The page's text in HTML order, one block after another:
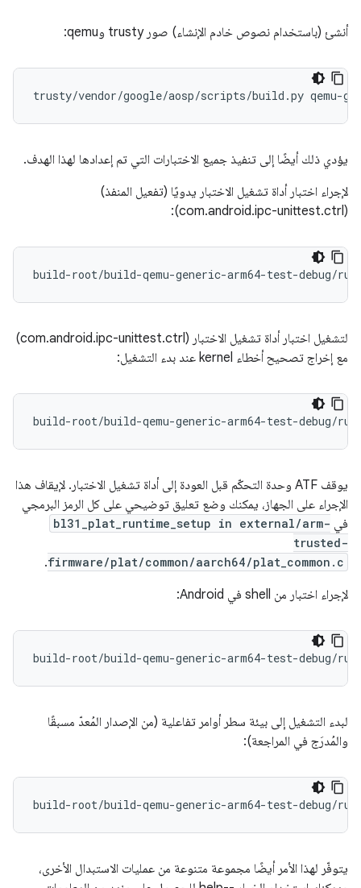
أنشئ (باستخدام نصوص خادم الإنشاء) صور trusty وqemu:
يؤدي ذلك أيضًا إلى تنفيذ جميع الاختبارات التي تم إعدادها لهذا الهدف.
لإجراء اختبار أداة تشغيل الاختبار يدويًا (تفعيل المنفذ)
(com.android.ipc-unittest.ctrl):
build-root/build-qemu-generic-arm64-test-
لتشغيل اختبار أداة تشغيل الاختبار (com.android.ipc-unittest.ctrl)
مع إخراج تصحيح أخطاء kernel عند بدء التشغيل:
يوقف ATF وحدة التحكّم قبل العودة إلى أداة تشغيل الاختبار. لإيقاف هذا
الإجراء على الجهاز، يمكنك وضع تعليق توضيحي على كل الرمز البرمجي
في bl31_plat_runtime_setup in external/arm-
trusted-
firmware/plat/common/aarch64/plat_common.c
.
لإجراء اختبار من shell في Android:
build-root/build-qemu-generic-arm64-test-debug/
لبدء التشغيل إلى بيئة سطر أوامر تفاعلية (من الإصدار المُعدّ مسبقًا
والمُدرَج في المراجعة):
build-root/build-qemu-generic-arm64-test-debug/run
يتوفّر لهذا الأمر أيضًا مجموعة متنوعة من عمليات الاستبدال الأخرى،